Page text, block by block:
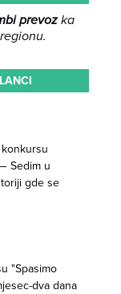
prevozka
Sedim u
gde se
"Spasimo
dva dana